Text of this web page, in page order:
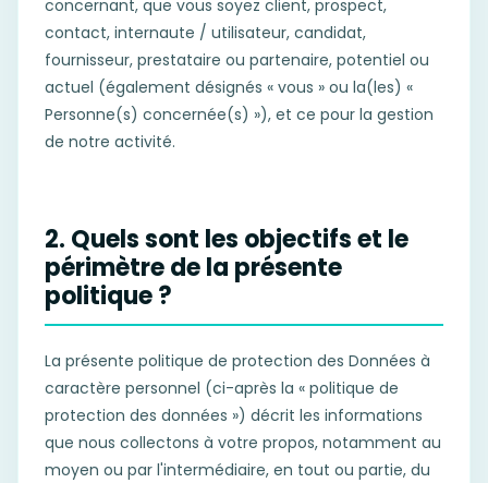
concernant, que vous soyez client, prospect,
contact, internaute / utilisateur, candidat,
fournisseur, prestataire ou partenaire, potentiel ou
actuel (également désignés « vous » ou la(les) «
Personne(s) concernée(s) »), et ce pour la gestion
de notre activité.
2. Quels sont les objectifs et le
périmètre de la présente
politique ?
La présente politique de protection des Données à
caractère personnel (ci-après la « politique de
protection des données ») décrit les informations
que nous collectons à votre propos, notamment au
moyen ou par l'intermédiaire, en tout ou partie, du